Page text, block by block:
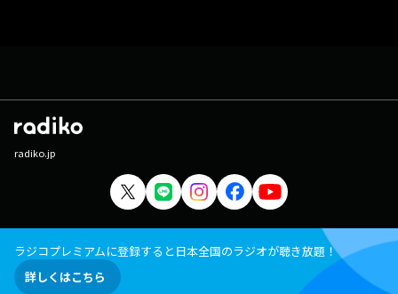
radiko.jp
ラジコプレミアムに登録すると日本全国のラジオが聴き放題！
詳しくはこちら